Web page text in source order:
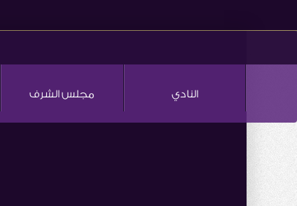
النادي مجلس الشرف